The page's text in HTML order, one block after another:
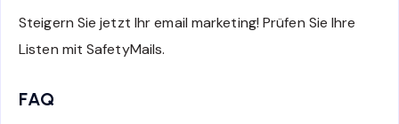
Steigern Sie jetzt Ihr email marketing! Prüfen Sie Ihre
Listen mit SafetyMails.
FAQ